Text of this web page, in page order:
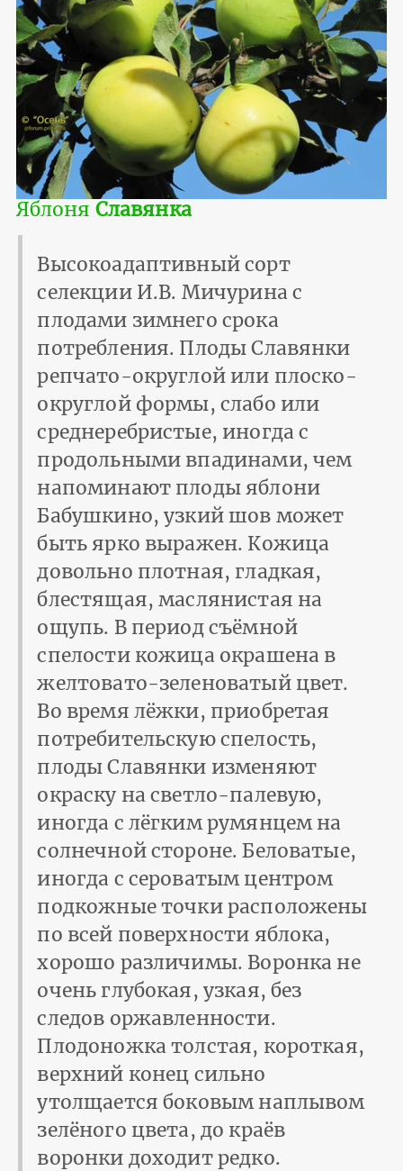
Яблоня Славянка
Высокоадаптивный сорт
селекции И.В. Мичурина с
плодами зимнего срока
потребления. Плоды Славянки
репчато-округлой или плоско-
округлой формы, слабо или
среднеребристые, иногда с
продольными впадинами, чем
напоминают плоды яблони
Бабушкино, узкий шов может
быть ярко выражен. Кожица
довольно плотная, гладкая,
блестящая, маслянистая на
ощупь. В период съёмной
спелости кожица окрашена в
желтовато-зеленоватый цвет.
Во время лёжки, приобретая
потребительскую спелость,
плоды Славянки изменяют
окраску на светло-палевую,
иногда с лёгким румянцем на
солнечной стороне. Беловатые,
иногда с сероватым центром
подкожные точки расположены
по всей поверхности яблока,
хорошо различимы. Воронка не
очень глубокая, узкая, без
следов оржавленности.
Плодоножка толстая, короткая,
верхний конец сильно
утолщается боковым наплывом
зелёного цвета, до краёв
воронки доходит редко.